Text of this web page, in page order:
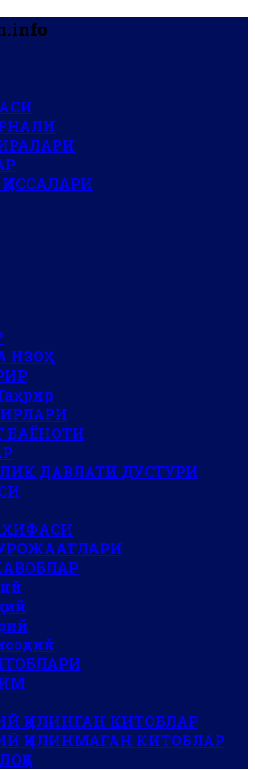
ИЗОҲ
БАЁНОТИ
ДАВЛАТИ ДУСТУРИ
ҚИЛИНГАН КИТОБЛАР
ҚИЛИНМАГАН КИТОБЛАР